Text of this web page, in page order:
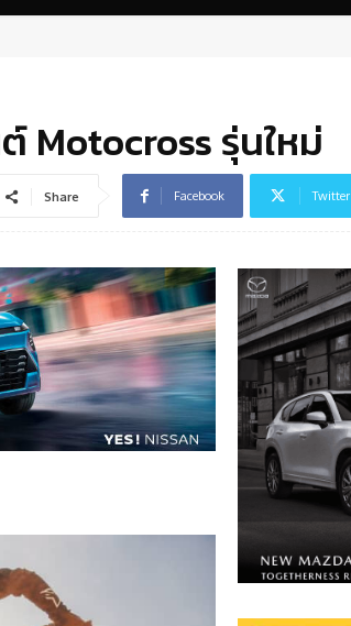
Motocross รุ่นใหม่
Share Facebook Twitter